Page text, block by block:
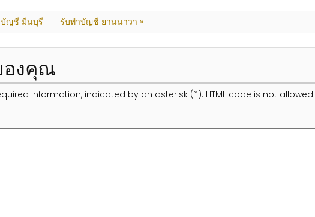
บัญชี มีนบุรี รับทำบัญชี ยานนาวา »
องคุณ
information, indicated by an asterisk (*). HTML code is not allowed.